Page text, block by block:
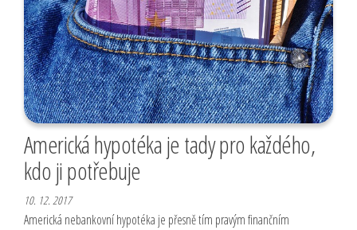
Americká hypotéka je tady pro každého,
kdo ji potřebuje
10. 12. 2017
Americká nebankovní hypotéka je přesně tím pravým finančním